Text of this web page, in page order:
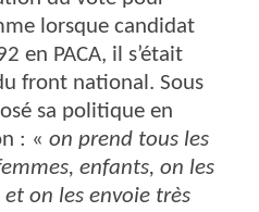
lorsque candidat
en PACA, il s’était
front national. Sous
sa politique en
: «on prend tous les
enfants, on les
on les envoie très